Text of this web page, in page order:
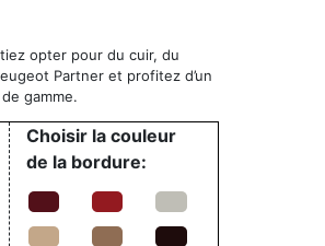
opter pour du cuir, du
Partner et profitez d’un
gamme.
Choisir la couleur
de la bordure: